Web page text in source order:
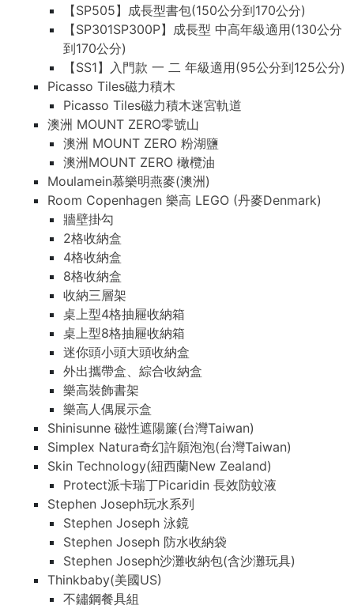
【SP505】成長型書包(150公分到170公分)
【SP301SP300P】成長型 中高年級適用(130公分
到170公分)
【SS1】入門款 一 二 年級適用(95公分到125公分)
Picasso Tiles磁力積木
Picasso Tiles磁力積木迷宮軌道
澳洲 MOUNT ZERO零號山
澳洲 MOUNT ZERO 粉湖鹽
澳洲MOUNT ZERO 橄欖油
Moulamein慕樂明燕麥(澳洲)
Room Copenhagen 樂高 LEGO (丹麥Denmark)
牆壁掛勾
2格收納盒
4格收納盒
8格收納盒
收納三層架
桌上型4格抽屜收納箱
桌上型8格抽屜收納箱
迷你頭小頭大頭收納盒
外出攜帶盒、綜合收納盒
樂高裝飾書架
樂高人偶展示盒
Shinisunne 磁性遮陽簾(台灣Taiwan)
Simplex Natura奇幻許願泡泡(台灣Taiwan)
Skin Technology(紐西蘭New Zealand)
Protect派卡瑞丁Picaridin 長效防蚊液
Stephen Joseph玩水系列
Stephen Joseph 泳鏡
Stephen Joseph 防水收納袋
Stephen Joseph沙灘收納包(含沙灘玩具)
Thinkbaby(美國US)
不鏽鋼餐具組